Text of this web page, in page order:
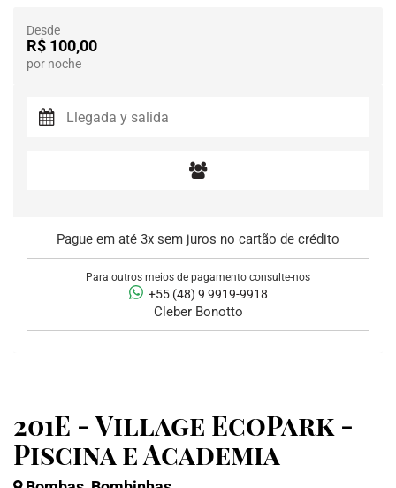
201E - Village EcoPark -
Piscina e Academia
Desde
R$ 100,00
por noche
Pague em até 3x sem juros no cartão de crédito
Para outros meios de pagamento consulte-nos
+55 (48) 9 9919-9918
Cleber Bonotto